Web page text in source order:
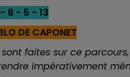
8 - 5 - 13
DE CAPONET
faites sur ce
impérativement